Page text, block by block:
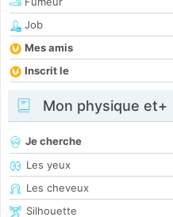
Job
Mes amis
Inscrit le
Mon physique et+
Je cherche
Les yeux
Les cheveux
Silhouette